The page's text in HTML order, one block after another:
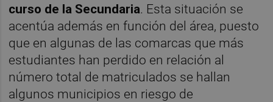
curso de la Secundaria. Esta situación se
acentúa además en función del área, puesto
que en algunas de las comarcas que más
estudiantes han perdido en relación al
número total de matriculados se hallan
algunos municipios en riesgo de